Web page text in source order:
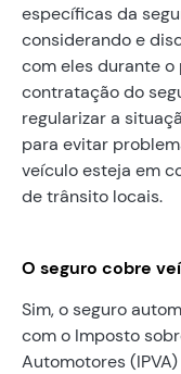
específicas da
considerando e
com eles durante
contratação do
regularizar a
para evitar
veículo esteja em
de trânsito locais.
O seguro cobre
Sim, o seguro
com o Imposto
Automotores